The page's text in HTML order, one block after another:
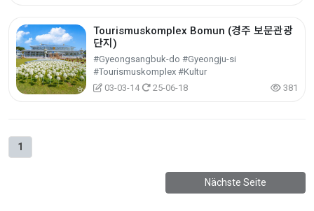
Tourismuskomplex Bomun (경주 보문관광
단지)
#Gyeongsangbuk-do #Gyeongju-si
#Tourismuskomplex #Kultur
03-03-14
25-06-18 381
1
Nächste Seite